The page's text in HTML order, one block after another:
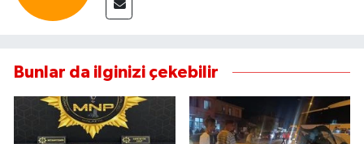
Bunlar da ilginizi çekebilir